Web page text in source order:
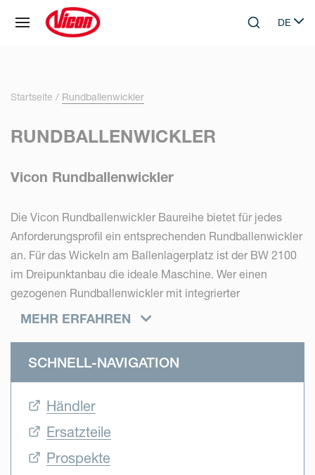
Skip to main contentSearchDE
Select
Startseite Rundballenwickler
RUNDBALLENWICKLER
Vicon Rundballenwickler
Die Vicon Rundballenwickler Baureihe bietet für jedes
Anforderungsprofil ein entsprechenden Rundballenwickler
an. Für das Wickeln am Ballenlagerplatz ist der BW 2100
im Dreipunktanbau die ideale Maschine. Wer einen
gezogenen Rundballenwickler mit integrierter
Ladevorrichtung sucht findet mit dem BW 2400 oder dem
Walzen und vier Endlosriemen für eine gleichmäßige
sehr niedrig positioniert, um die Ballen so schonend wie
möglich ablegen zu können. Der
angetriebenen Walzen die eine sichere Ballenrotation
MEHR ERFAHREN
SCHNELL-NAVIGATION
Händler
Ersatzteile
Prospekte
Cookie-Einstellungen